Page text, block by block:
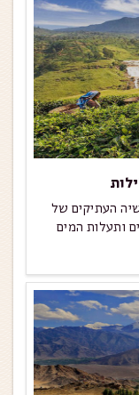
העתיקים של
ותעלות המים